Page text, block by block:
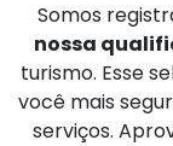
Somos
nossa
turismo. Esse
você mais
serviços.